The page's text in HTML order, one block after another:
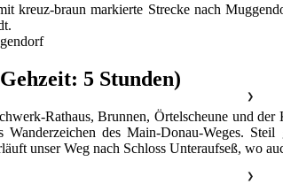
braun markierte Strecke nach
5 Stunden)
Rathaus, Brunnen, Örtelscheune und
des Main-Donau-Weges.
unser Weg nach Schloss Unteraufseß, wo
❯
❯